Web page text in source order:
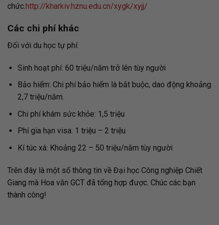
chức.http://kharkiv.hznu.edu.cn/xygk/xyjj/
Các chi phí khác
Đối với du học tự phí:
Sinh hoạt phí: 60 triệu/năm trở lên tùy người
Bảo hiểm: Chi phí bảo hiểm là bắt buộc, dao động khoảng
2,7 triệu/năm.
Chi phí khám sức khỏe: 1,5 triệu
Phí gia hạn visa: 1 triệu – 2 triệu
Kí túc xá: Khoảng 22 – 50 triệu/năm tùy người
Trên đây là một số thông tin về Đại học Công nghiệp Chiết
Giang mà Hoa văn GCT đã tổng hợp được. Chúc các bạn
thành công!